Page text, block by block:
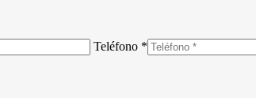
Teléfono *